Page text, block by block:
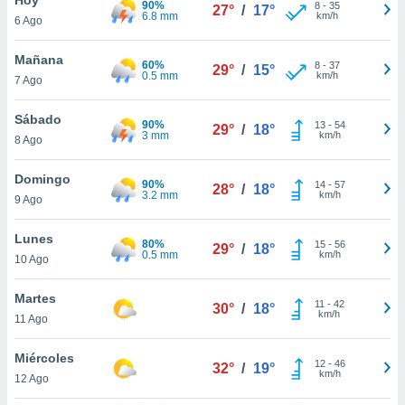
y
en
más
de
6 Ago
90%
6.8 mm
27° / 17° 8- 35
km/h
Mañana
7 Ago
60%
0.5 mm
29° / 15° 8- 37
km/h
Sábado
8 Ago
90%
3 mm
29° / 18° 13- 54
km/h
Domingo
9 Ago
90%
3.2 mm
28° / 18° 14- 57
km/h
Lunes
10 Ago
80%
0.5 mm
29° / 18° 15- 56
km/h
Martes
11 Ago
30° / 18° 11 - 42
km/h
Miércoles
12 Ago
32° / 19° 12- 46
km/h